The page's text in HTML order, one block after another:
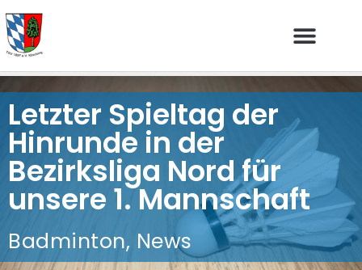
Letzter Spieltag der
Hinrunde in der
Bezirksliga Nord für
unsere 1. Mannschaft
Badminton, News